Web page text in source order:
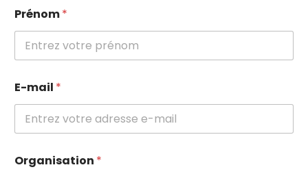
Prénom*
E-mail *
Organisation *